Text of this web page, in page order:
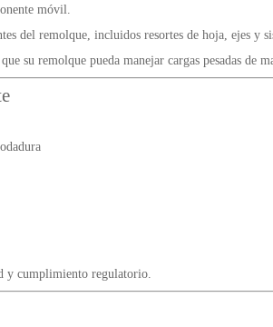
móvil.
del remolque, incluidos resortes de hoja, ejes y
su remolque pueda manejar cargas pesadas de
y cumplimiento regulatorio.